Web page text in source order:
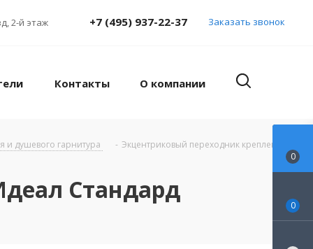
2-й этаж +7 (495) 937-22-37 Заказать звонок
Контакты О компании
и душевого гарнитура - Экцентриковый переходник крепления
Стандард
0
0